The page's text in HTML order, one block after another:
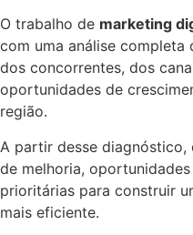
O trabalho de marketing
com uma análise completa
dos concorrentes, dos
oportunidades de
região.
A partir desse
de melhoria,
prioritárias para construir
mais eficiente.